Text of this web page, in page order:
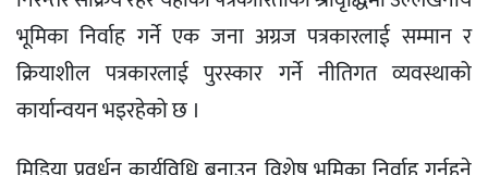
भूमिका निर्वाह गर्ने एक जना अग्रज पत्रकारलाई सम्मान र
क्रियाशील पत्रकारलाई पुरस्कार गर्ने नीतिगत व्यवस्थाको
कार्यान्वयन भइरहेको छ ।